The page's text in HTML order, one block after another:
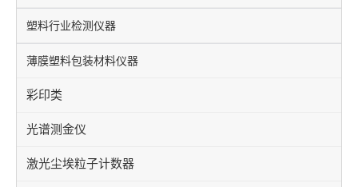
塑料行业检测仪器
薄膜塑料包装材料仪器
彩印类
光谱测金仪
激光尘埃粒子计数器